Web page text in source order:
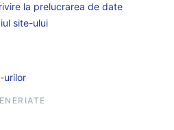
la prelucrarea de date
site-ului
urilor